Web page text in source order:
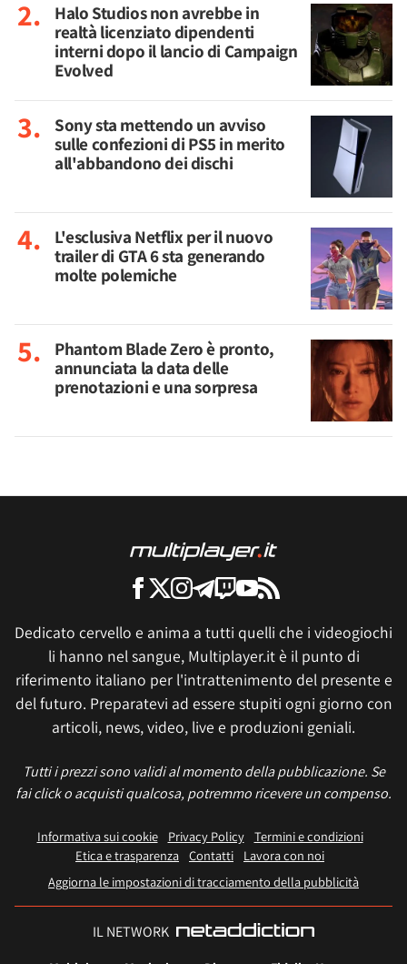
Halo Studios non avrebbe in
realtà licenziato dipendenti
interni dopo il lancio di Campaign
Evolved
Sony sta mettendo un avviso
sulle confezioni di PS5 in merito
all'abbandono dei dischi
L'esclusiva Netflix per il nuovo
trailer di GTA 6 sta generando
molte polemiche
Phantom Blade Zero è pronto,
annunciata la data delle
prenotazioni e una sorpresa
Dedicato cervello e anima a tutti quelli che i videogiochi
li hanno nel sangue, Multiplayer.it è il punto di
riferimento italiano per l'intrattenimento del presente e
del futuro. Preparatevi ad essere stupiti ogni giorno con
articoli, news, video, live e produzioni geniali.
Tutti i prezzi sono validi al momento della pubblicazione. Se
fai click o acquisti qualcosa, potremmo ricevere un compenso.
Informativa sui cookie Privacy Policy
Termini e condizioni
Etica e trasparenza Contatti
Lavora con noi
Aggiorna le impostazioni di tracciamento della pubblicità
IL NETWORK